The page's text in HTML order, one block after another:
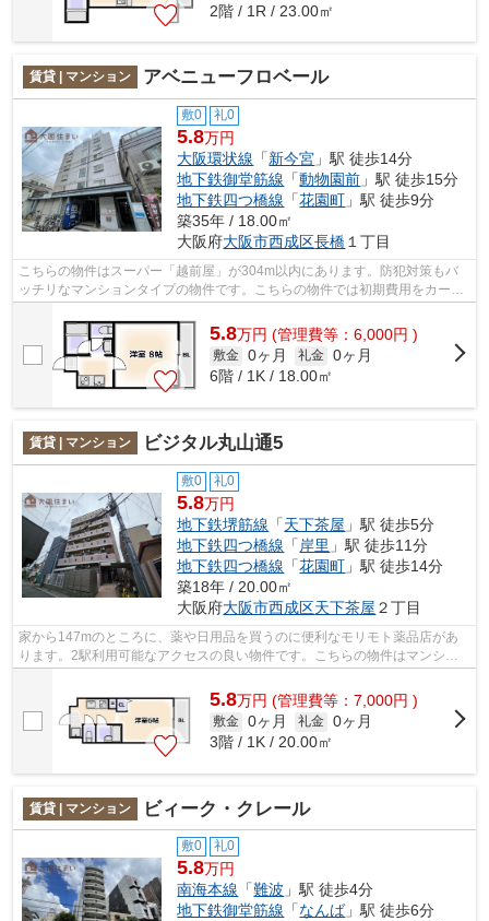
2階 / 1R / 23.00㎡
賃貸 | マンション アベニューフロベール
敷0 礼0
5.8万円
大阪環状線 「新今宮 」駅 徒歩14分
地下鉄御堂筋線 「動物園前 」駅 徒歩15分
地下鉄四つ橋線 「花園町 」駅 徒歩9分
築35年 / 18.00㎡
大阪府大阪市西成区長橋 １丁目
こちらの物件はスーパー「越前屋」が304m以内にあります。防犯対策もバ
ッチリなマンションタイプの物件です。こちらの物件では初期費用をカード
でお支払いいただけます。共用部にはエ...
5.8万円 (管理費等：6,000円 )
敷金 0ヶ月 礼金 0ヶ月
6階 / 1K / 18.00㎡
賃貸 | マンション ビジタル丸山通5
敷0 礼0
5.8万円
地下鉄堺筋線 「天下茶屋 」駅 徒歩5分
地下鉄四つ橋線 「 岸里 」駅 徒歩11分
地下鉄四つ橋線 「花園町 」駅 徒歩14分
築18年 / 20.00㎡
大阪府大阪市西成区天下茶屋 ２丁目
家から147mのところに、薬や日用品を買うのに便利なモリモト薬品店があ
ります。2駅利用可能なアクセスの良い物件です。こちらの物件はマンショ
ンです。共用部にはエレベータ・敷地内ご...
5.8万円 (管理費等：7,000円 )
敷金 0ヶ月 礼金 0ヶ月
3階 / 1K / 20.00㎡
賃貸 | マンション ビィーク・クレール
敷0 礼0
5.8万円
南海本線 「難波 」駅 徒歩4分
地下鉄御堂筋線 「なんば」駅 徒歩6分